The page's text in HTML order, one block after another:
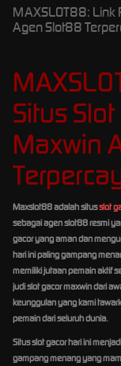
MAXSLOT88: Link
Agen Slot88
Situs
Maxwin
Maxslot88 adalah situsslot
sebagai agen slot88 resmi
gacor yang aman dan
hari ini paling gampang
memiliki jutaan pemain aktif
judi slot gacor maxwin dari
keunggulan yang kami
pemain dari seluruh dunia.
Situs slot gacor hari ini
gampang menang yang